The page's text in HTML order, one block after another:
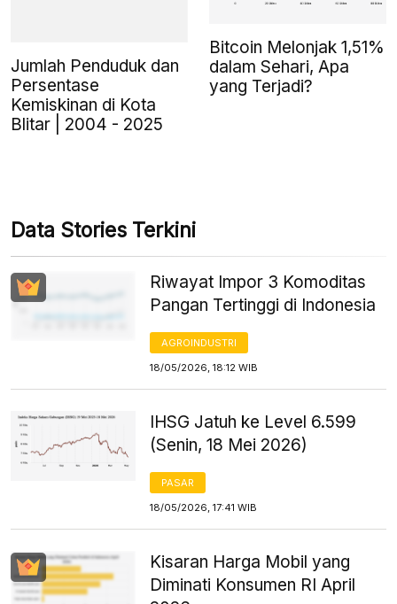
Jumlah Penduduk dan
Persentase
Kemiskinan di Kota
Blitar | 2004 - 2025
Bitcoin Melonjak 1,51%
dalam Sehari, Apa
yang Terjadi?
Data Stories Terkini
Riwayat Impor 3 Komoditas
Pangan Tertinggi di Indonesia
AGROINDUSTRI
18/05/2026, 18:12 WIB
IHSG Jatuh ke Level 6.599
(Senin, 18 Mei 2026)
PASAR
18/05/2026, 17:41 WIB
Kisaran Harga Mobil yang
Diminati Konsumen RI April